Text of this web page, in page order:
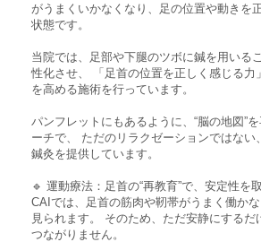
がうまくいかなくなり、足の位置や動きを
状態です。
当院では、足部や下腿のツボに鍼を用いる
性化させ、 「足首の位置を正しく感じる力
を高める施術を行っています。
パンフレットにもあるように、“脳の地図”
ーチで、 ただのリラクゼーションではない
鍼灸を提供しています。
🔹 運動療法：足首の“再教育”で、安定性を
CAIでは、足首の筋肉や靭帯がうまく働か
見られます。 そのため、ただ安静にするだ
つながりません。